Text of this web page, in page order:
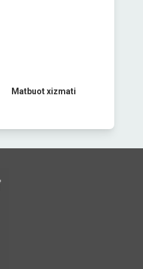
Matbuot xizmati